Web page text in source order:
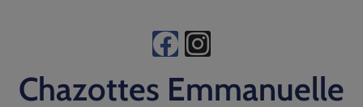
Chazottes Emmanuelle